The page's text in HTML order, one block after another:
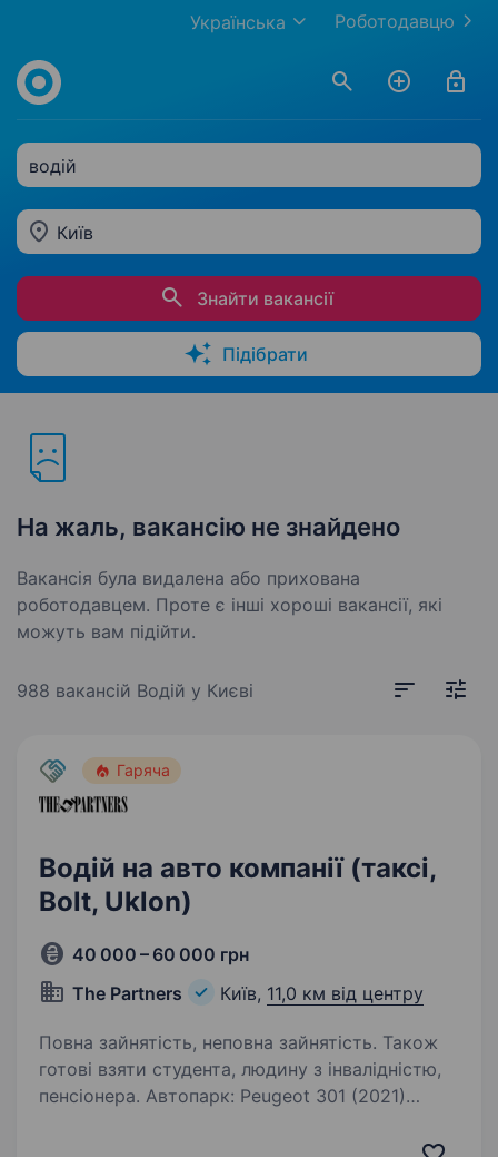
Роботодавцю
Українська
водій
Київ
Знайти вакансії
Підібрати
На жаль, вакансію не знайдено
Вакансія була видалена або прихована
роботодавцем. Проте є інші хороші вакансії, які
можуть вам підійти.
988 вакансій Водій у Києві
Гаряча
Водій на авто компанії (таксі,
Bolt, Uklon)
40 000 – 60 000 грн
The Partners
Київ, 11,0 км від центру
Повна зайнятість, неповна зайнятість. Також
готові взяти студента, людину з інвалідністю,
пенсіонера. Автопарк: Peugeot 301 (2021)